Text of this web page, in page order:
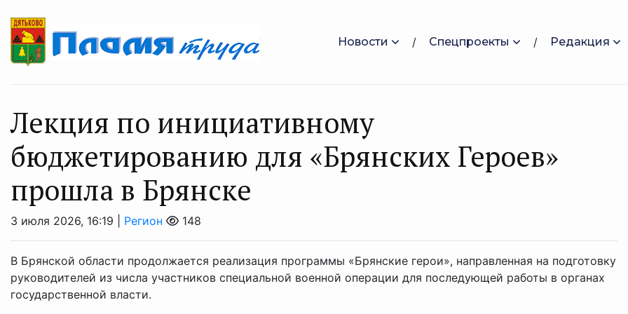
Новости Спецпроекты Редакция
Лекция по инициативному
бюджетированию для «Брянских Героев»
прошла в Брянске
3 июля 2026, 16:19 | Регион 148
В Брянской области продолжается реализация программы «Брянские герои», направленная на подготовку
руководителей из числа участников специальной военной операции для последующей работы в органах
государственной власти.